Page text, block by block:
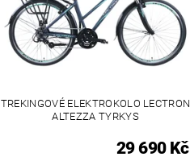
TREKINGOVÉ ELEKTROKOLO LECTRON
ALTEZZA TYRKYS
29 690 Kč